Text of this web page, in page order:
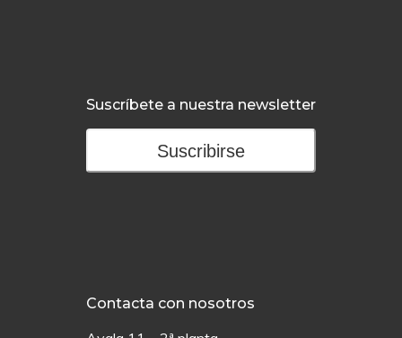
Suscríbete a nuestra newsletter
Suscribirse
Contacta con nosotros